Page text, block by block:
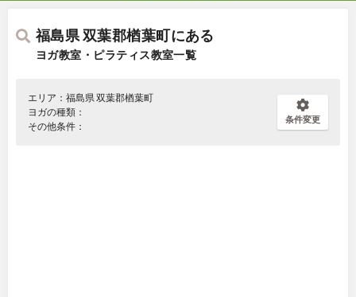
福島県 双葉郡楢葉町にある
ヨガ教室・ピラティス教室一覧
エリア：福島県 双葉郡楢葉町
ヨガの種類：
その他条件：
条件変更